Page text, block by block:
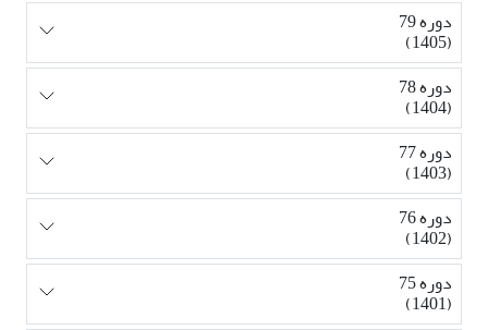
دوره 79
(1405)
دوره 78
(1404)
دوره 77
(1403)
دوره 76
(1402)
دوره 75
(1401)